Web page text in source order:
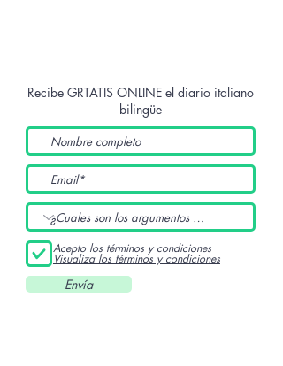
Recibe GRTATIS ONLINE el diario italiano
bilingüe
Acepto los términos y condiciones
Visualiza los términos y condiciones
Envía